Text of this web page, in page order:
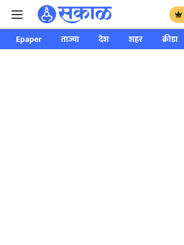
Epaper ताज्या देश शहर क्रीडा